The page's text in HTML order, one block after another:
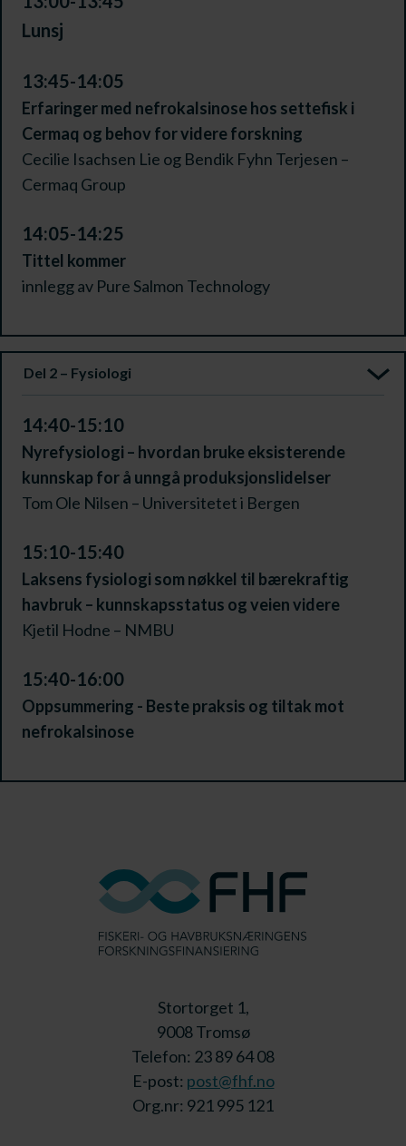
Lunsj
13:45-14:05
Erfaringer med nefrokalsinose hos settefisk i
Cermaq og behov for videre forskning
Cecilie Isachsen Lie og Bendik Fyhn Terjesen –
Cermaq Group
14:05-14:25
Tittel kommer
innlegg av Pure Salmon Technology
Del 2 – Fysiologi
14:40-15:10
Nyrefysiologi – hvordan bruke eksisterende
kunnskap for å unngå produksjonslidelser
Tom Ole Nilsen – Universitetet i Bergen
15:10-15:40
Laksens fysiologi som nøkkel til bærekraftig
havbruk – kunnskapsstatus og veien videre
Kjetil Hodne – NMBU
15:40-16:00
Oppsummering - Beste praksis og tiltak mot
nefrokalsinose
Stortorget 1,
9008 Tromsø
Telefon: 23 89 64 08
E-post: post@fhf.no
Org.nr: 921 995 121